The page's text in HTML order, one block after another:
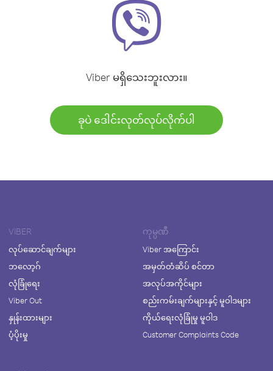
Viber မရှိသေးဘူးလား။
ခုပဲ ဒေါင်းလုတ်လုပ်လိုက်ပါ
VIBER
လုပ်ဆောင်ချက်များ
ဘလော့ဂ်
လုံခြုံရေး
Viber Out
နှုန်းထားများ
ပံ့ပိုးမှု
ကုမ္ပဏီ
Viber အကြောင်း
အမှတ်တံဆိပ် စင်တာ
အလုပ်အကိုင်များ
စည်းကမ်းချက်များနှင့် မူဝါဒများ
ကိုယ်ရေးလုံခြုံမှု မူဝါဒ
Customer Complaints Code